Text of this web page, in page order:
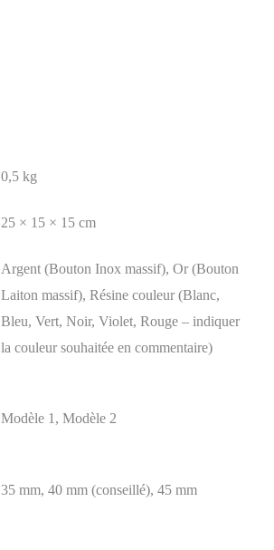
0,5 kg
25 × 15 × 15 cm
Argent (Bouton Inox massif), Or (Bouton
Laiton massif), Résine couleur (Blanc,
Bleu, Vert, Noir, Violet, Rouge – indiquer
la couleur souhaitée en commentaire)
Modèle 1, Modèle 2
35 mm, 40 mm (conseillé), 45 mm